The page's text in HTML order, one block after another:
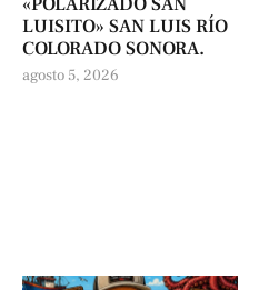
LUISITO» SAN LUIS RÍO
COLORADO SONORA.
agosto 5, 2026